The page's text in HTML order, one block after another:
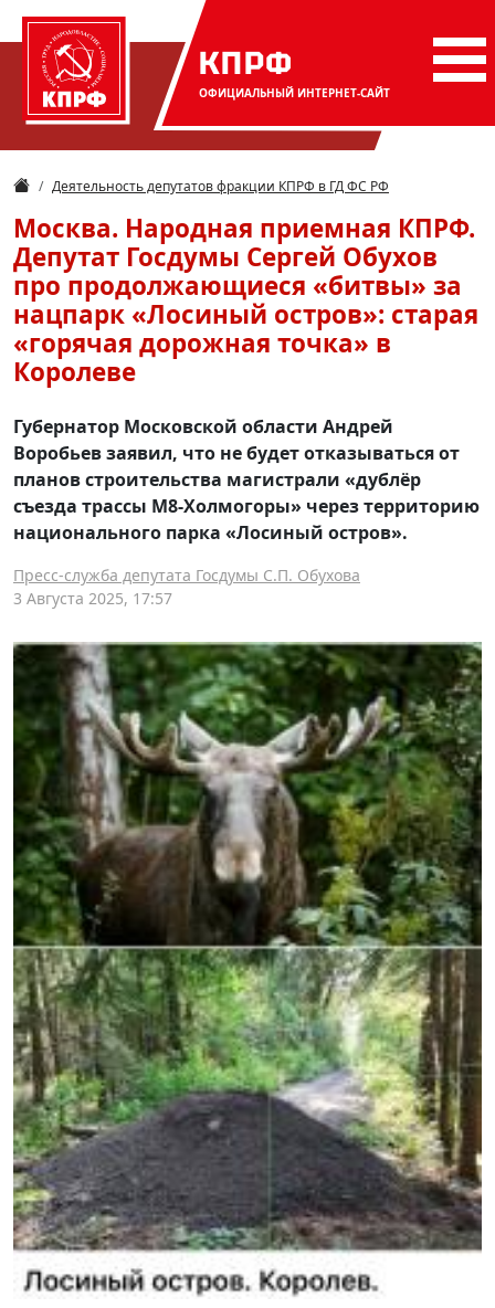
КПРФ
ОФИЦИАЛЬНЫЙ ИНТЕРНЕТ-САЙТ
Деятельность депутатов фракции КПРФ в ГД ФС РФ
Москва. Народная приемная КПРФ.
Депутат Госдумы Сергей Обухов
про продолжающиеся «битвы» за
нацпарк «Лосиный остров»: старая
«горячая дорожная точка» в
Королеве
Губернатор Московской области Андрей
Воробьев заявил, что не будет отказываться от
планов строительства магистрали «дублёр
съезда трассы М8-Холмогоры» через территорию
национального парка «Лосиный остров».
Пресс-служба депутата Госдумы С.П. Обухова
3 Августа 2025, 17:57